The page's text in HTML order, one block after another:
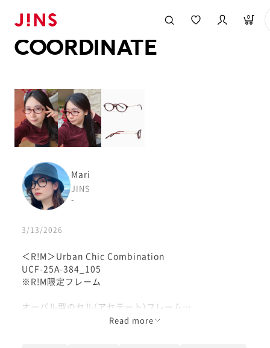
0
COORDINATE
Mari
JINS
-
3/13/2026
＜R!M＞Urban Chic Combination
UCF-25A-384_105
※R!M限定フレーム
オーバル型のセル(アセテート)フレーム
Read more